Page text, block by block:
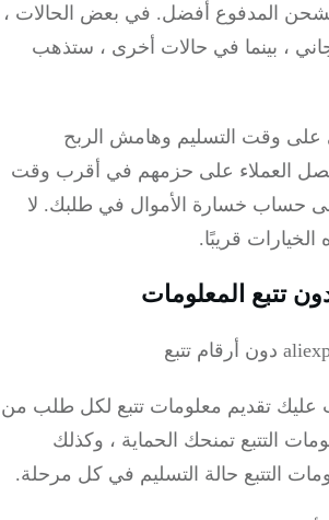
المدفوع أفضل.في بعض الحالات ،
بينما في حالات أخرى ، ستذهب
وقت التسليم وهامش الربح
العملاء على حزمهم في أقرب وقت
خسارة الأموال في طلبك.لا
قريبًا.
تقديم معلومات تتبع لكل طلب من
التتبع تمنحك الحماية ، وكذلك
التتبع حالة التسليم في كل مرحلة.